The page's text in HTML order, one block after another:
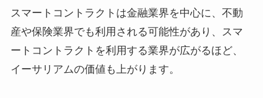
スマートコントラクトは金融業界を中心に、不動
産や保険業界でも利用される可能性があり、スマ
ートコントラクトを利用する業界が広がるほど、
イーサリアムの価値も上がります。